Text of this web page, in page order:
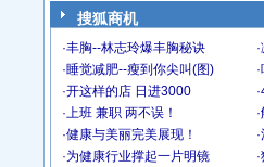
搜狐商机
·丰胸--林志玲爆丰胸秘诀 ·
·睡觉减肥--瘦到你尖叫(图) ·
·开这样的店 日进3000 ·
·上班 兼职 两不误！ ·
·健康与美丽完美展现！ ·
·为健康行业撑起一片明镜 ·